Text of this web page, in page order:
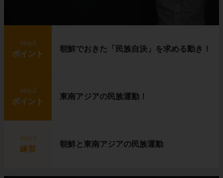
step1
ポイント
朝鮮でおきた「民族自決」を求める動き！
step2
ポイント
東南アジアの民族運動！
step3
練習
朝鮮と東南アジアの民族運動